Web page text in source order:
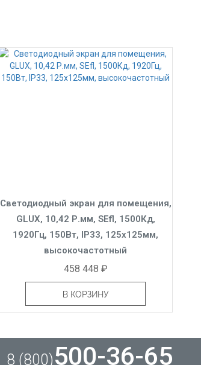
Светодиодный экран для помещения,
GLUX, 10,42 Р.мм, SEfl, 1500Кд,
1920Гц, 150Вт, IP33, 125x125мм,
высокочастотный
458 448 ₽
В КОРЗИНУ
8 (800)500-36-65